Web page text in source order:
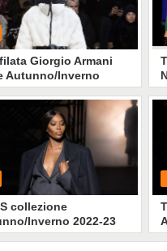
Giorgio Armani
Autunno/Inverno
23
• diStile e trend
collezione
Inverno 2022-23